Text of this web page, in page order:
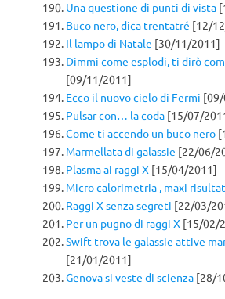
Una questione di punti di vista
Buco nero, dica trentatré [12/
Il lampo di Natale [30/11/2011]
Dimmi come esplodi, ti dirò
[09/11/2011]
Ecco il nuovo cielo di Fermi
Pulsar con… la coda [15/07/
Come ti accendo un buco nero
Marmellata di galassie [22/06/
Plasma ai raggi X [15/04/2011]
Micro calorimetria , maxi
Raggi X senza segreti [22/03/
Per un pugno di raggi X [15/02/
Swift trova le galassie attive
[21/01/2011]
Genova si veste di scienza [28/